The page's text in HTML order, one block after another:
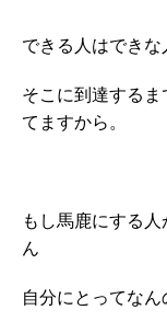
できる人はでき
そこに到達する
てますから。
もし馬鹿にする
ん
自分にとってなん